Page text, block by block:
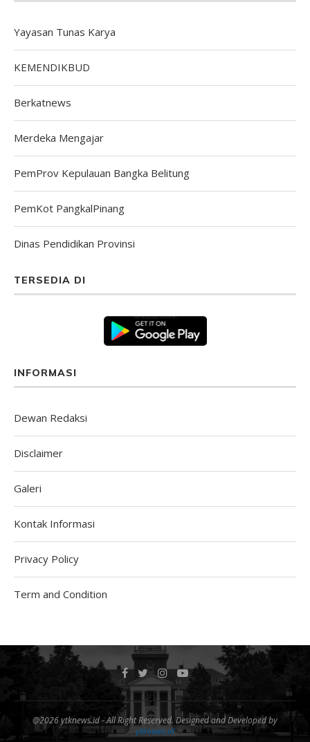
Yayasan Tunas Karya
KEMENDIKBUD
Berkatnews
Merdeka Mengajar
PemProv Kepulauan Bangka Belitung
PemKot PangkalPinang
Dinas Pendidikan Provinsi
TERSEDIA DI
INFORMASI
Dewan Redaksi
Disclaimer
Galeri
Kontak Informasi
Privacy Policy
Term and Condition
@2026 ytknews.id - All Right Reserved. Designed and Developed by
ytknews.id